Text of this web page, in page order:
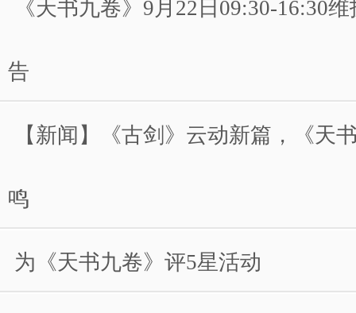
《天书九卷》9月22日09:30-16:30
告
【新闻】《古剑》云动新篇，《天
鸣
为《天书九卷》评5星活动